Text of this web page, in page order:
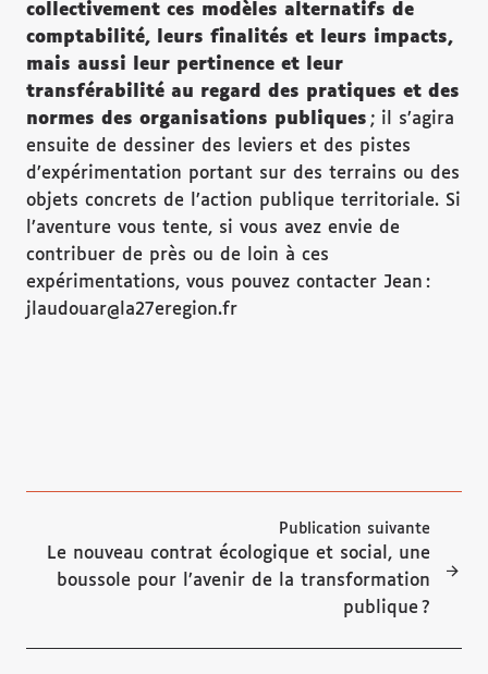
collectivement ces modèles alternatifs de
comptabilité, leurs finalités et leurs impacts,
mais aussi leur pertinence et leur
transférabilité au regard des pratiques et des
normes des organisations publiques ; il s’agira
ensuite de dessiner des leviers et des pistes
d’expérimentation portant sur des terrains ou des
objets concrets de l’action publique territoriale. Si
l’aventure vous tente, si vous avez envie de
contribuer de près ou de loin à ces
expérimentations, vous pouvez contacter Jean :
jlaudouar@la27eregion.fr
Publication suivante
Le nouveau contrat écologique et social, une
boussole pour l’avenir de la transformation
publique ?